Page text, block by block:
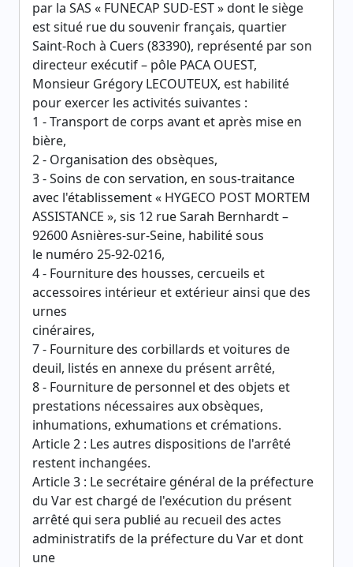
par la SAS « FUNECAP SUD-EST » dont le siège
est situé rue du souvenir français, quartier
Saint-Roch à Cuers (83390), représenté par son
directeur exécutif – pôle PACA OUEST,
Monsieur Grégory LECOUTEUX, est habilité
pour exercer les activités suivantes :
1 - Transport de corps avant et après mise en
bière,
2 - Organisation des obsèques,
3 - Soins de con servation, en sous-traitance
avec l'établissement « HYGECO POST MORTEM
ASSISTANCE », sis 12 rue Sarah Bernhardt –
92600 Asnières-sur-Seine, habilité sous
le numéro 25-92-0216,
4 - Fourniture des housses, cercueils et
accessoires intérieur et extérieur ainsi que des
urnes
cinéraires,
7 - Fourniture des corbillards et voitures de
deuil, listés en annexe du présent arrêté,
8 - Fourniture de personnel et des objets et
prestations nécessaires aux obsèques,
inhumations, exhumations et crémations.
Article 2 : Les autres dispositions de l'arrêté
restent inchangées.
Article 3 : Le secrétaire général de la préfecture
du Var est chargé de l'exécution du présent
arrêté qui sera publié au recueil des actes
administratifs de la préfecture du Var et dont
une